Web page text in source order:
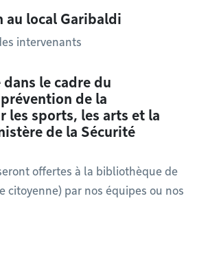
au local Garibaldi
intervenants
le cadre du
de la
les sports, les arts et la
de la Sécurité
offertes à la bibliothèque de
citoyenne) par nos équipes ou nos